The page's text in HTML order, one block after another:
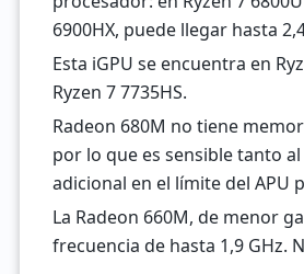
6900HX, puede llegar hasta
Esta iGPU se encuentra en
Ryzen 7 7735HS.
Radeon 680M no tiene
por lo que es sensible tanto
adicional en el límite del APU
La Radeon 660M, de menor
frecuencia de hasta 1,9 GHz.